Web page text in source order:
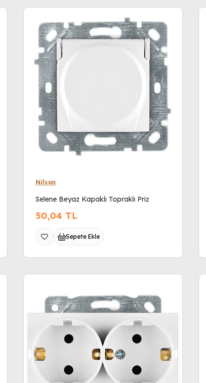
Nilson
Selene Beyaz Kapaklı Topraklı Priz
50,04 TL
Sepete Ekle